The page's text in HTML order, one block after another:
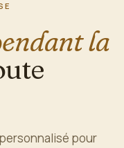
la
pour